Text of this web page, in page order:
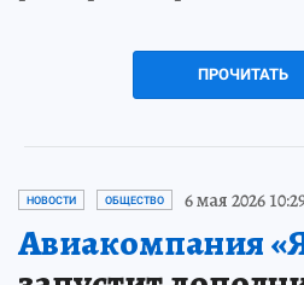
ПРОЧИТАТЬ
НОВОСТИ ОБЩЕСТВО 6 мая 2026
Авиакомпания